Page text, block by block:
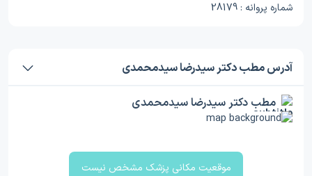
شماره پروانه : 28179
آدرس مطب دکتر سیدرضا سیدمحمدی
مطب دکتر سیدرضا سیدمحمدی
موقعیت مکانی پزشک مشخص نیست